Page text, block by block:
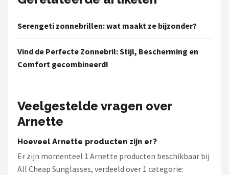
Serengeti zonnebrillen: wat maakt ze bijzonder?
Vind de Perfecte Zonnebril: Stijl, Bescherming en
Comfort gecombineerd!
Veelgestelde vragen over
Arnette
Hoeveel Arnette producten zijn er?
Er zijn momenteel 1 Arnette producten beschikbaar bij
All Cheap Sunglasses, verdeeld over 1 categorie: